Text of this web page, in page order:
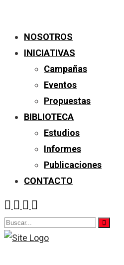
NOSOTROS
INICIATIVAS
Campañas
Eventos
Propuestas
BIBLIOTECA
Estudios
Informes
Publicaciones
CONTACTO